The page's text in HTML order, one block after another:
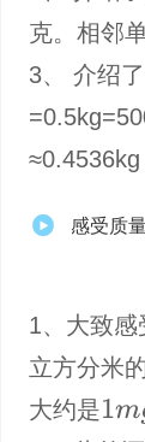
克。相邻
3、 介绍
≈0.4536kg
感受质
1、​大致
立方分米
大约是1 mg